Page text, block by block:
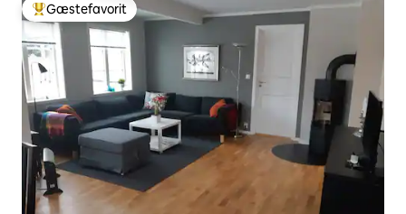
Bedste gæstefavorit
Gæstefavorit